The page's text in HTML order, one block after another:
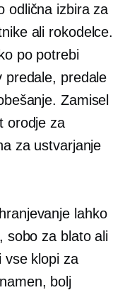
odlična izbira za
ali rokodelce.
po potrebi
predale, predale
Zamisel
orodje za
za ustvarjanje
lahko
sobo za blato ali
vse klopi za
bolj